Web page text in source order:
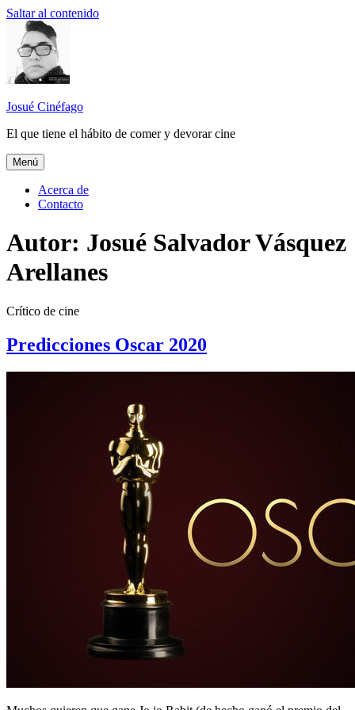
Saltar al contenido
Josué Cinéfago
El que tiene el hábito de comer y devorar cine
Menú
Acerca de
Contacto
Autor: Josué Salvador Vásquez
Arellanes
Crítico de cine
Predicciones Oscar 2020